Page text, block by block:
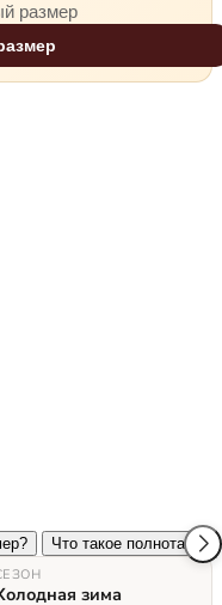
размер
Что такое полнота?
зима